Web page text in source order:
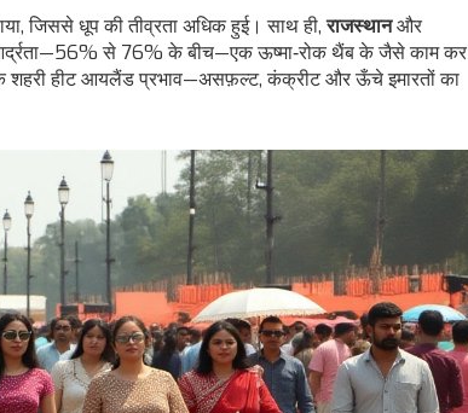
जिससे धूप की तीव्रता अधिक हुई। साथ ही,राजस्थानऔर
आर्द्रता—56% से 76% के बीच—एक ऊष्मा‑रोक थैंब के जैसे काम कर
कि शहरी हीट आयलैंड प्रभाव—असफ़ल्ट, कंक्रीट और ऊँचे इमारतों का